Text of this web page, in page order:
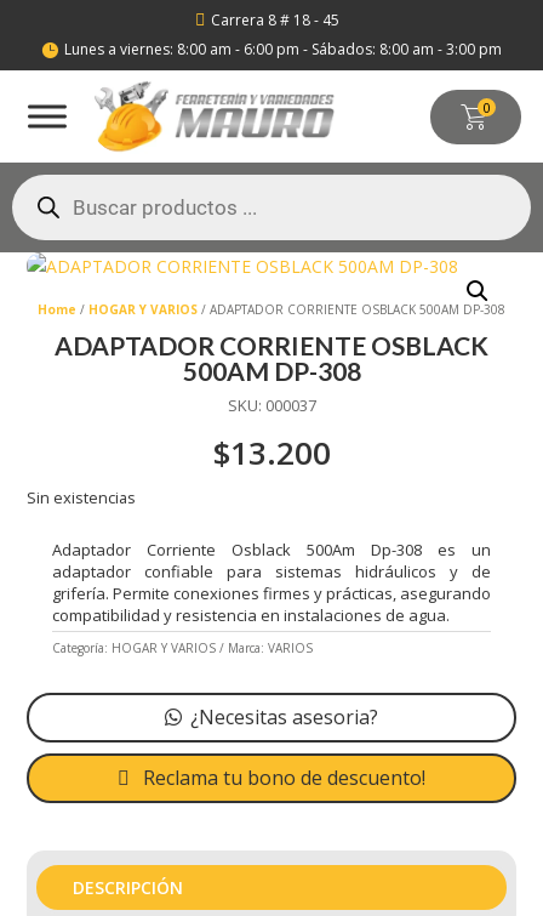
 Carrera 8 # 18 - 45
 Lunes a viernes: 8:00 am - 6:00 pm - Sábados: 8:00 am - 3:00 pm
0
Búsqueda
de
productos
Home / HOGAR Y VARIOS / ADAPTADOR CORRIENTE OSBLACK 500AM DP-308
ADAPTADOR CORRIENTE OSBLACK
500AM DP-308
SKU: 000037
$13.200
Sin existencias
Adaptador Corriente Osblack 500Am Dp-308 es un
adaptador confiable para sistemas hidráulicos y de
grifería. Permite conexiones firmes y prácticas, asegurando
compatibilidad y resistencia en instalaciones de agua.
Categoría: HOGAR Y VARIOS Marca: VARIOS
¿Necesitas asesoria?
Reclama tu bono de descuento!
DESCRIPCIÓN